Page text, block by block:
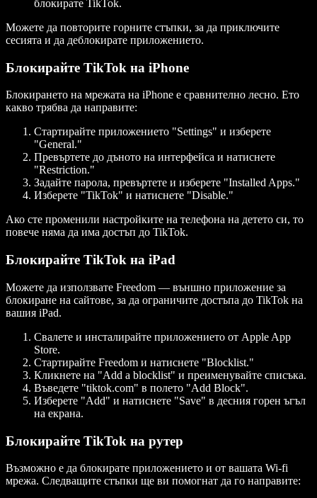
блокирате TikTok.
Можете да повторите горните стъпки, за да приключите
сесията и да деблокирате приложението.
Блокирайте TikTok на iPhone
Блокирането на мрежата на iPhone е сравнително лесно. Ето
какво трябва да направите:
Стартирайте приложението "Settings" и изберете
"General."
Превъртете до дъното на интерфейса и натиснете
"Restriction."
Задайте парола, превъртете и изберете "Installed Apps."
Изберете "TikTok" и натиснете "Disable."
Ако сте променили настройките на телефона на детето си, то
повече няма да има достъп до TikTok.
Блокирайте TikTok на iPad
Можете да използвате Freedom — външно приложение за
блокиране на сайтове, за да ограничите достъпа до TikTok на
вашия iPad.
Свалете и инсталирайте приложението от Apple App
Store.
Стартирайте Freedom и натиснете "Blocklist."
Кликнете на "Add a blocklist" и преименувайте списъка.
Въведете "tiktok.com" в полето "Add Block".
Изберете "Add" и натиснете "Save" в десния горен ъгъл
на екрана.
Блокирайте TikTok на рутер
Възможно е да блокирате приложението и от вашата Wi-fi
мрежа. Следващите стъпки ще ви помогнат да го направите: